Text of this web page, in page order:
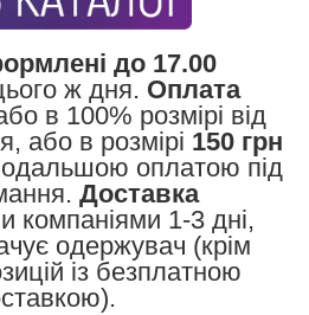
до 17.00
ж дня. Оплата
в 100% розмірі від
або в розмірі 150 грн
оплатою під
Доставка
компаніями 1-3 дні,
одержувач (крім
із безплатною